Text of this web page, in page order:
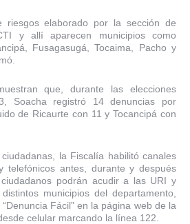
riesgos elaborado por la sección de
y allí aparecen municipios como
Fusagasugá, Tocaima, Pacho y
que, durante las elecciones
Soacha registró 14 denuncias por
de Ricaurte con 11 y Tocancipá con
la Fiscalía habilitó canales
telefónicos antes, durante y después
podrán acudir a las URI y
municipios del departamento,
Fácil” en la página web de la
celular marcando la línea 122.